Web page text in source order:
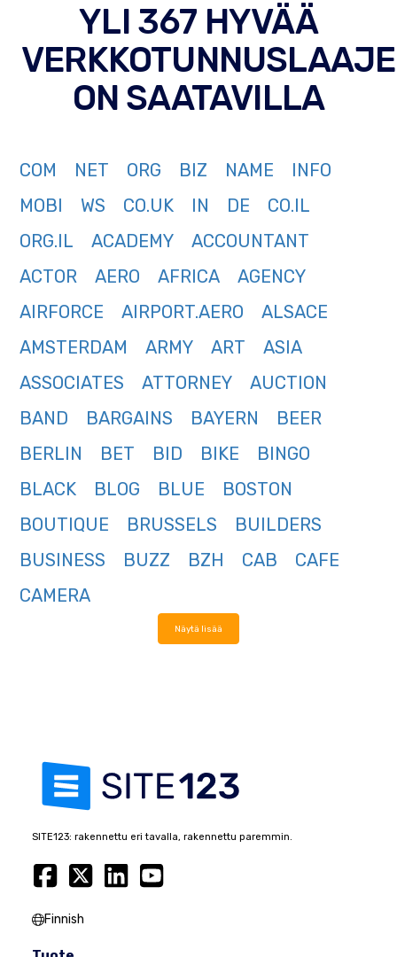
YLI 367 HYVÄÄ
ON SAATAVILLA
COM NET ORG BIZ NAME
INFO
MOBI
WS CO.UK IN DE
CO.IL
ORG.IL
ACADEMY
ACCOUNTANT
ACTOR
AERO AFRICA
AGENCY
AIRFORCE
AIRPORT.AERO
ALSACE
AMSTERDAM
ARMY ART
ASIA
ASSOCIATES
ATTORNEY
AUCTION
BAND
BARGAINS BAYERN
BEER
BERLIN
BET BID BIKE
BINGO
BLACK
BLOG BLUE
BOSTON
BOUTIQUE
BRUSSELS
BUILDERS
BUSINESS
BUZZ BZH CAB
CAFE
CAMERA
Näytä lisää
SITE123: rakennettu eri tavalla, rakennettu paremmin.
Finnish